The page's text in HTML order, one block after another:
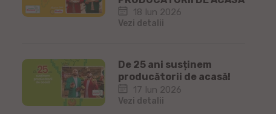
18 Iun 2026
Vezi detalii
De 25 ani susținem
producătorii de acasă!
17 Iun 2026
Vezi detalii